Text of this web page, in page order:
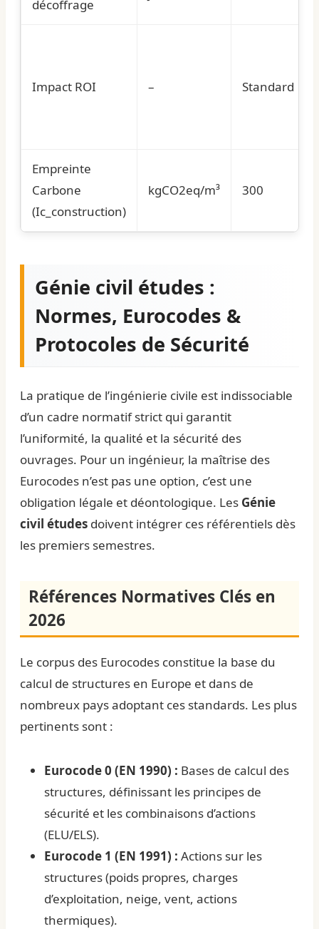
décoffrage
Impact ROI – Standard
Empreinte
Carbone
(Ic_construction)
kgCO2eq/m³ 300
Génie civil études :
Normes, Eurocodes &
Protocoles de Sécurité
La pratique de l’ingénierie civile est indissociable
d’un cadre normatif strict qui garantit
l’uniformité, la qualité et la sécurité des
ouvrages. Pour un ingénieur, la maîtrise des
Eurocodes n’est pas une option, c’est une
obligation légale et déontologique. Les Génie
civil études doivent intégrer ces référentiels dès
les premiers semestres.
Références Normatives Clés en
2026
Le corpus des Eurocodes constitue la base du
calcul de structures en Europe et dans de
nombreux pays adoptant ces standards. Les plus
pertinents sont :
Eurocode 0 (EN 1990) : Bases de calcul des
structures, définissant les principes de
sécurité et les combinaisons d’actions
(ELU/ELS).
Eurocode 1 (EN 1991) : Actions sur les
structures (poids propres, charges
d’exploitation, neige, vent, actions
thermiques).